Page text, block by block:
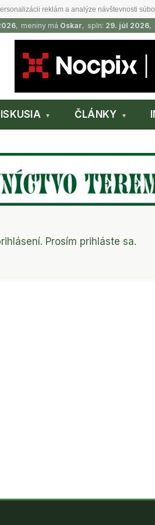
reklám a analýze návštevnosti
, meniny má Oskar, spln: 29. júl 2026,
ČLÁNKY
Prosím prihláste sa.